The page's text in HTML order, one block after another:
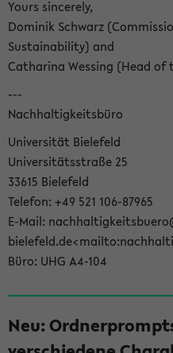
Yours sincerely,
Dominik Schwarz
Sustainability) and
Catharina Wessing (Head
---
Nachhaltigkeitsbüro
Universität Bielefeld
Universitätsstraße 25
33615 Bielefeld
Telefon: +49 521 106-87965
E-Mail:
Büro: UHG A4-104
Neu: